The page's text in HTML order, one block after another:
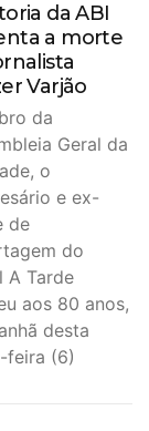
da ABI
a morte
Varjão
da
Geral da
o
e ex-
de
do
A Tarde
aos 80 anos,
desta
feira (6)